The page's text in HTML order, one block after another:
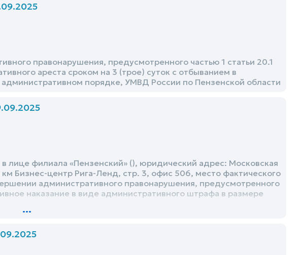
правонарушения, предусмотренного частью 1 статьи 20.1
ареста сроком на 3 (трое) суток с отбыванием в
порядке, УМВД России по Пензенской области
лице филиала «Пензенский» (), юридический адрес: Московская
Бизнес-центр Рига-Ленд, стр. 3, офис 506, место фактического
административного правонарушения, предусмотренного
наказание в виде административного штрафа в размере
...